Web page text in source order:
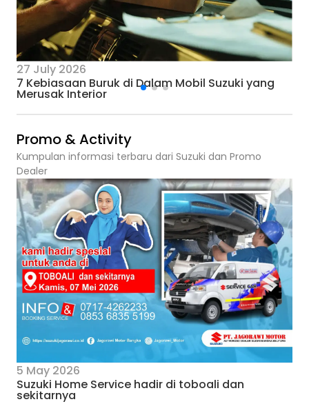
27 July 2026
7 Kebiasaan Buruk di Dalam Mobil Suzuki yang
Merusak Interior
Promo & Activity
Kumpulan informasi terbaru dari Suzuki dan Promo
Dealer
5 May 2026
Suzuki Home Service hadir di toboali dan
sekitarnya